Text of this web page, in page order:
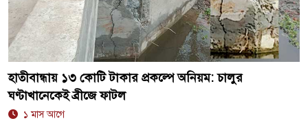
হাতীবান্ধায় ১৩ কোটি টাকার প্রকল্পে অনিয়ম: চালুর
ঘণ্টাখানেকেই ব্রীজে ফাটল
১ মাস আগে